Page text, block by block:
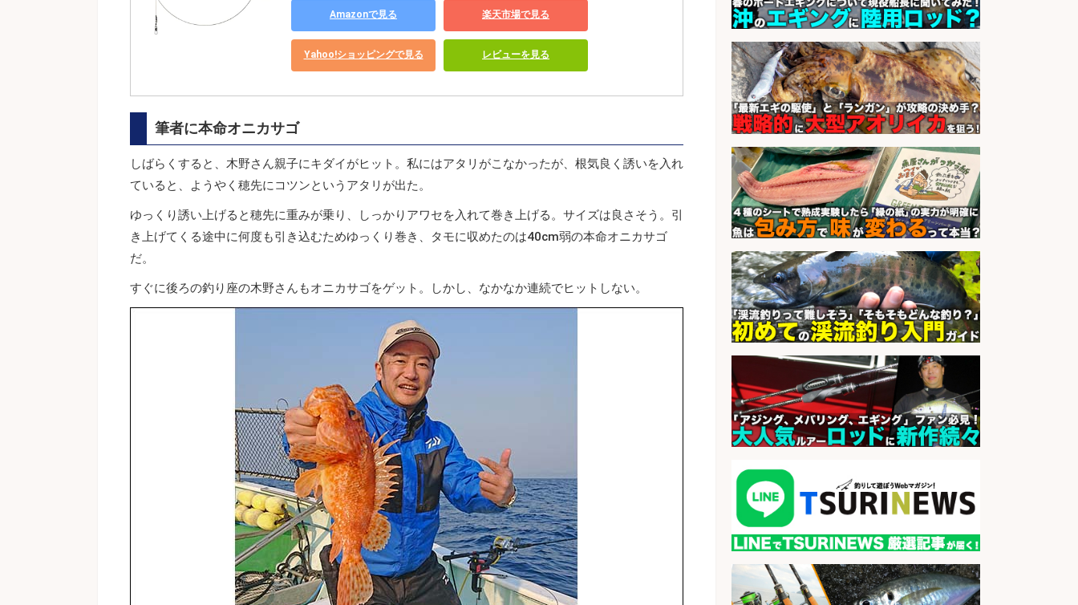
Amazonで見る 楽天市場で見る
Yahoo!ショッピングで見る レビューを見る
筆者に本命オニカサゴ
しばらくすると、木野さん親子にキダイがヒット。私にはアタリがこなかったが、根気良く誘いを入れ
ていると、ようやく穂先にコツンというアタリが出た。
ゆっくり誘い上げると穂先に重みが乗り、しっかりアワセを入れて巻き上げる。サイズは良さそう。引
き上げてくる途中に何度も引き込むためゆっくり巻き、タモに収めたのは40cm弱の本命オニカサゴ
だ。
すぐに後ろの釣り座の木野さんもオニカサゴをゲット。しかし、なかなか連続でヒットしない。